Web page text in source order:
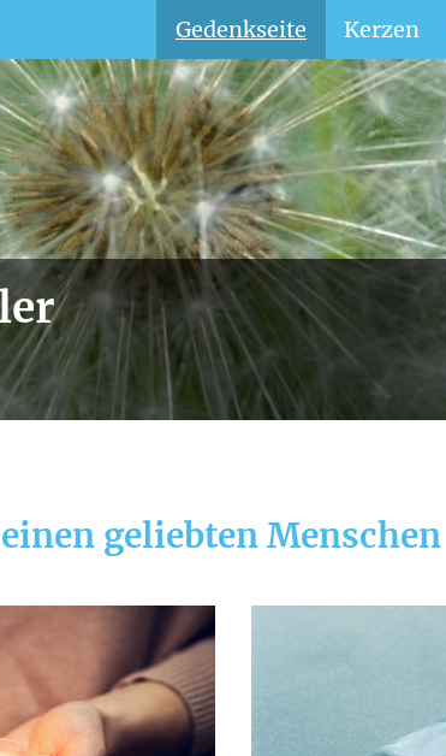
Gedenkseite Kerzen
geliebten Menschen